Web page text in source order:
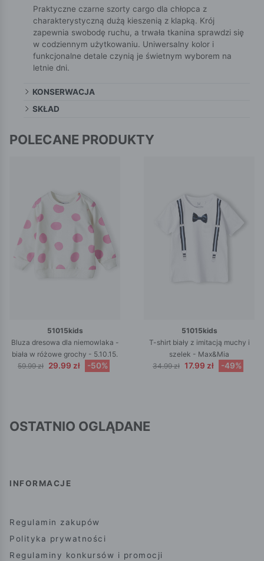
Praktyczne czarne szorty cargo dla chłopca z
charakterystyczną dużą kieszenią z klapką. Krój
zapewnia swobodę ruchu, a trwała tkanina sprawdzi się
w codziennym użytkowaniu. Uniwersalny kolor i
funkcjonalne detale czynią je świetnym wyborem na
letnie dni.
KONSERWACJA
SKŁAD
POLECANE PRODUKTY
51015kids
Bluza dresowa dla niemowlaka -
biała w różowe grochy - 5.10.15.
59.99 zł 29.99 zł -50%
51015kids
T-shirt biały z imitacją muchy i
szelek - Max&Mia
34.99 zł 17.99 zł -49%
OSTATNIO OGLĄDANE
INFORMACJE
Regulamin zakupów
Polityka prywatności
Regulaminy konkursów i promocji